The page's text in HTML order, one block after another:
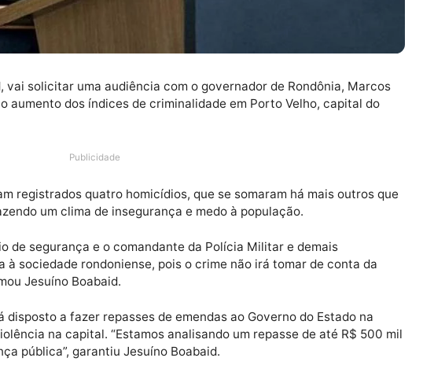
aumento dos índices de criminalidade em Porto Velho,
Publicidade
registrados quatro homicídios, que se somaram há mais
trazendo um clima de insegurança e medo à população.
de segurança e o comandante da Polícia Militar e demais